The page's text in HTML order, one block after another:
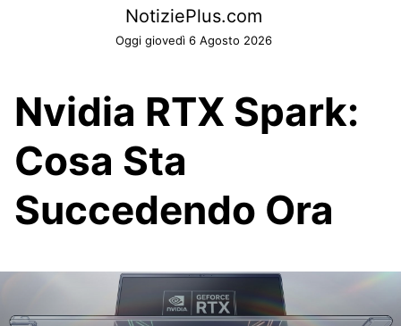
NotiziePlus.com
Oggi giovedì 6 Agosto 2026
Nvidia RTX Spark:
Cosa Sta
Succedendo Ora